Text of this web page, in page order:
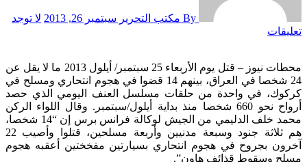
سبتمبر 26, 2013
لا توجد
تعليقات
محطات نيوز – قتل يوم الأربعاء 25 سبتمبر/ أيلول 2013 ما لا يقل عن
24 شخصا في العراق، بينهم 14 قضوا في هجوم انتحاري ومسلح في
كركوك، في واحدة من حلقات مسلسل العنف اليومي الذي حصد
أرواح نحو 660 شخصا منذ بداية أيلول/سبتمبر. وقال اللواء الركن
محمد خلف الدليمي من الجيش لوكالة فرانس برس إن “14 شخصا،
هم ثلاثة جنود وسبعة مدنيين وأربعة مسلحين، قتلوا وأصيب 22
آخرون بجروح في هجوم انتحاري بسيارتين مفخختين أعقبه هجوم
مسلح وسقوط قذائف هاون”.